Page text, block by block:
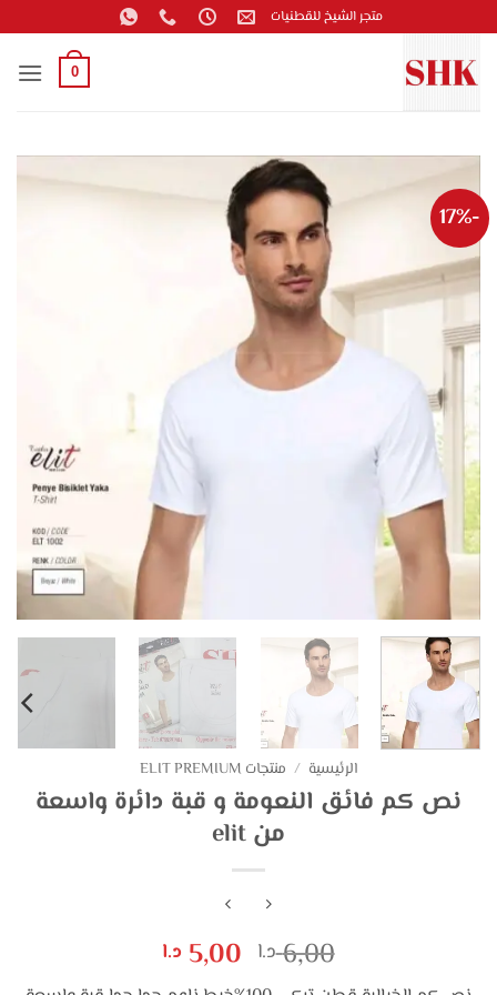
للمحتوى
متجر الشيخ للقطنيات
0
-17%
الرئيسية / منتجات ELIT PREMIUM
نص كم فائق النعومة و قبة دائرة واسعة
من elit
6,00 د.ا السعر
الأصلي
5,00 د.االسعر
الحالي